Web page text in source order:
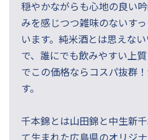
穏やかながらも心地の良い
みを感じつつ雑味のないす
います。純米酒とは思えな
で、誰にでも飲みやすい上
でこの価格ならコスパ抜群
す。
千本錦とは山田錦と中生新
て生まれた広島県のオリジ